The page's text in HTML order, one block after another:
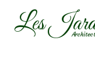
AllerLes